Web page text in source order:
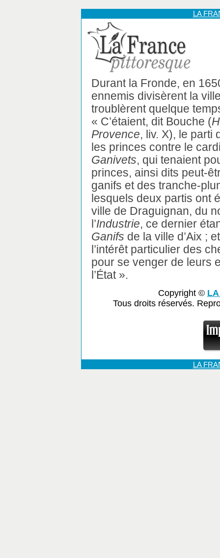
LA
Durant la Fronde, en
ennemis divisèrent la
troublèrent quelque
« C’étaient, dit Bouche (
Provence, liv. X), le parti
les princes contre le
Ganivets, qui tenaient
princes, ainsi dits peut-
ganifs et des tranche-
lesquels deux partis ont
ville de Draguignan, du
l’Industrie, ce dernier
Ganifs de la ville d’Aix ;
l’intérêt particulier des
pour se venger de leurs
l’État ».
Copyright ©
Tous droits réservés.
LA